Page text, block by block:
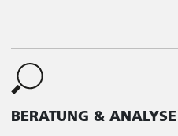
BERATUNG & ANALYSE